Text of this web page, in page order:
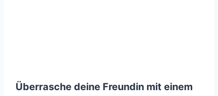
Überrasche deine Freundin mit einem